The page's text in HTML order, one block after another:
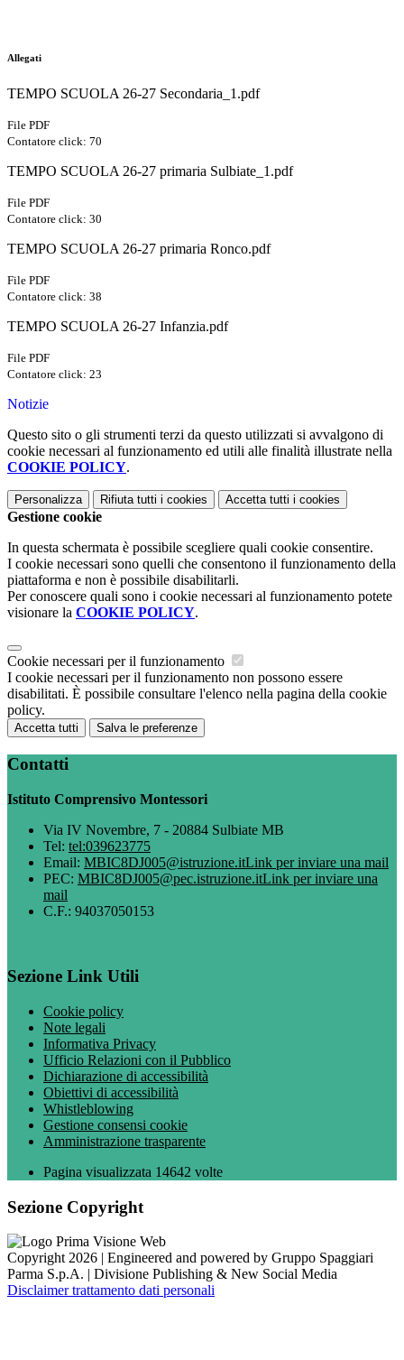
Allegati
TEMPO SCUOLA 26-27 Secondaria_1.pdf
File PDF
Contatore click: 70
TEMPO SCUOLA 26-27 primaria Sulbiate_1.pdf
File PDF
Contatore click: 30
TEMPO SCUOLA 26-27 primaria Ronco.pdf
File PDF
Contatore click: 38
TEMPO SCUOLA 26-27 Infanzia.pdf
File PDF
Contatore click: 23
Notizie
Questo sito o gli strumenti terzi da questo utilizzati si avvalgono di
cookie necessari al funzionamento ed utili alle finalità illustrate nella
COOKIE POLICY.
Personalizza Rifiuta tutti i cookies Accetta tutti i cookies
Gestione cookie
In questa schermata è possibile scegliere quali cookie consentire.
I cookie necessari sono quelli che consentono il funzionamento della
piattaforma e non è possibile disabilitarli.
Per conoscere quali sono i cookie necessari al funzionamento potete
visionare la COOKIE POLICY.
Cookie necessari per il funzionamento
I cookie necessari per il funzionamento non possono essere
disabilitati. È possibile consultare l'elenco nella pagina della cookie
policy.
Accetta tutti Salva le preferenze
Contatti
Istituto Comprensivo Montessori
Via IV Novembre, 7 - 20884 Sulbiate MB
Tel: tel:039623775
Email: MBIC8DJ005@istruzione.itLink per inviare una mail
PEC: MBIC8DJ005@pec.istruzione.itLink per inviare una
mail
C.F.: 94037050153
Sezione Link Utili
Cookie policy
Note legali
Informativa Privacy
Ufficio Relazioni con il Pubblico
Dichiarazione di accessibilità
Obiettivi di accessibilità
Whistleblowing
Gestione consensi cookie
Amministrazione trasparente
Pagina visualizzata 14642 volte
Sezione Copyright
Copyright 2026 | Engineered and powered by Gruppo Spaggiari
Parma S.p.A. | Divisione Publishing & New Social Media
Disclaimer trattamento dati personali